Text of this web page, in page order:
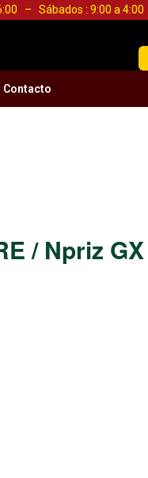
– Sábados : 9:00 a 4:00
Contacto
/ Npriz